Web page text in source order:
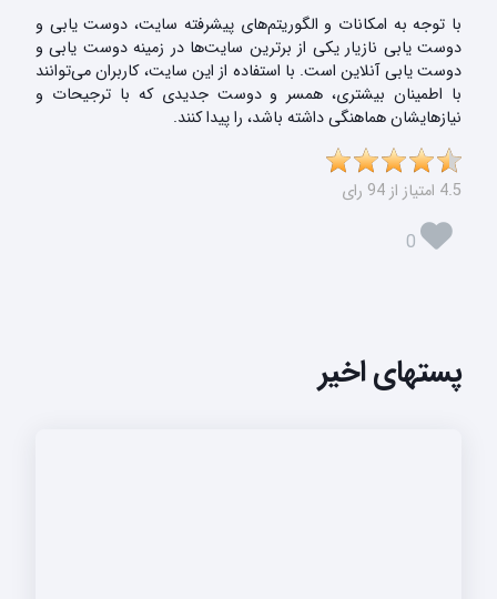
با توجه به امکانات و الگوریتم‌های پیشرفته سایت، دوست یابی و
دوست یابی نازیار یکی از برترین سایت‌ها در زمینه دوست یابی و
دوست یابی آنلاین است. با استفاده از این سایت، کاربران می‌توانند
با اطمینان بیشتری، همسر و دوست جدیدی که با ترجیحات و
نیازهایشان هماهنگی داشته باشد، را پیدا کنند.
4.5 امتیاز از 94 رای
0
پستهای اخیر